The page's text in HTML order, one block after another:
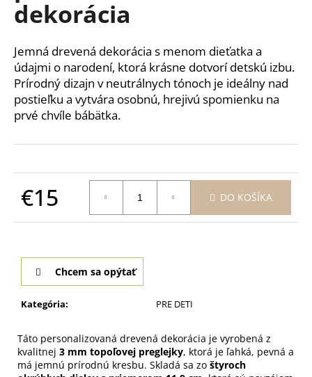
dekorácia
Jemná drevená dekorácia s menom dieťatka a
údajmi o narodení, ktorá krásne dotvorí detskú izbu.
Prírodný dizajn v neutrálnych tónoch je ideálny nad
postieľku a vytvára osobnú, hrejivú spomienku na
prvé chvíle bábätka.
€15 DO KOŠÍKA
Kategória: PRE DETI
Chcem sa opýtať
Táto personalizovaná drevená dekorácia je vyrobená z
kvalitnej 3 mm topoľovej preglejky, ktorá je ľahká, pevná a
má jemnú prírodnú kresbu. Skladá sa zo štyroch
a
e
POHÁR
NA
ČERVENÉ
VÍNO
MAMU
CHARISMA
€10